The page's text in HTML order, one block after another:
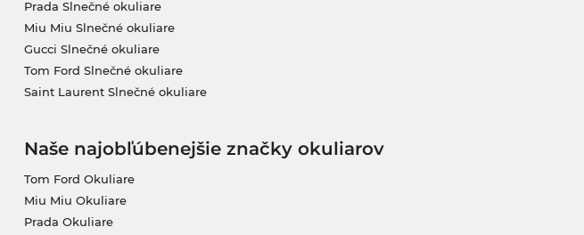
Prada Slnečné okuliare
Miu Miu Slnečné okuliare
Gucci Slnečné okuliare
Tom Ford Slnečné okuliare
Saint Laurent Slnečné okuliare
Naše najobľúbenejšie značky okuliarov
Tom Ford Okuliare
Miu Miu Okuliare
Prada Okuliare